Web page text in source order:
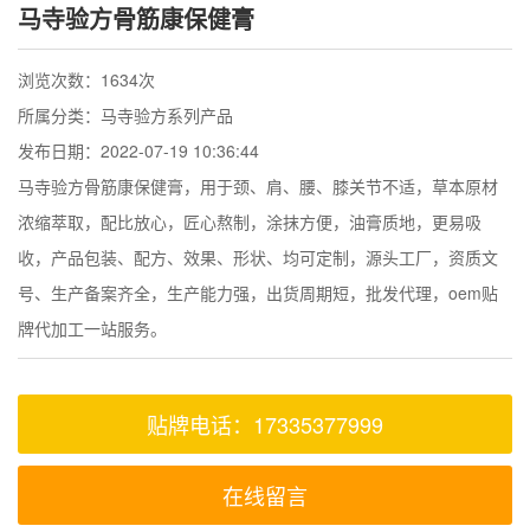
马寺验方骨筋康保健膏
浏览次数： 1634次
所属分类：马寺验方系列产品
发布日期：2022-07-19 10:36:44
马寺验方骨筋康保健膏，用于颈、肩、腰、膝关节不适，草本原材
浓缩萃取，配比放心，匠心熬制，涂抹方便，油膏质地，更易吸
收，产品包装、配方、效果、形状、均可定制，源头工厂，资质文
号、生产备案齐全，生产能力强，出货周期短，批发代理，oem贴
牌代加工一站服务。
贴牌电话：17335377999
在线留言